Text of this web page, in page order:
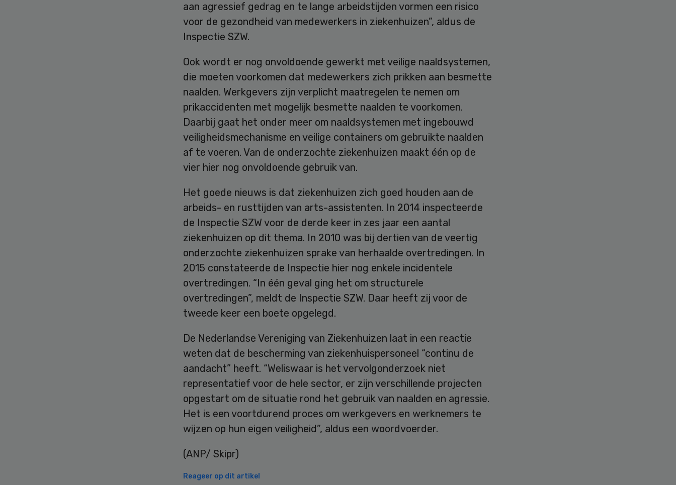
aan agressief gedrag en te lange arbeidstijden vormen een risico
voor de gezondheid van medewerkers in ziekenhuizen”, aldus de
Inspectie SZW.
Ook wordt er nog onvoldoende gewerkt met veilige naaldsystemen,
die moeten voorkomen dat medewerkers zich prikken aan besmette
naalden. Werkgevers zijn verplicht maatregelen te nemen om
prikaccidenten met mogelijk besmette naalden te voorkomen.
Daarbij gaat het onder meer om naaldsystemen met ingebouwd
veiligheidsmechanisme en veilige containers om gebruikte naalden
af te voeren. Van de onderzochte ziekenhuizen maakt één op de
vier hier nog onvoldoende gebruik van.
Het goede nieuws is dat ziekenhuizen zich goed houden aan de
arbeids- en rusttijden van arts-assistenten. In 2014 inspecteerde
de Inspectie SZW voor de derde keer in zes jaar een aantal
ziekenhuizen op dit thema. In 2010 was bij dertien van de veertig
onderzochte ziekenhuizen sprake van herhaalde overtredingen. In
2015 constateerde de Inspectie hier nog enkele incidentele
overtredingen. “In één geval ging het om structurele
overtredingen”, meldt de Inspectie SZW. Daar heeft zij voor de
tweede keer een boete opgelegd.
De Nederlandse Vereniging van Ziekenhuizen laat in een reactie
weten dat de bescherming van ziekenhuispersoneel “continu de
aandacht” heeft. “Weliswaar is het vervolgonderzoek niet
representatief voor de hele sector, er zijn verschillende projecten
opgestart om de situatie rond het gebruik van naalden en agressie.
Het is een voortdurend proces om werkgevers en werknemers te
wijzen op hun eigen veiligheid”, aldus een woordvoerder.
(ANP/ Skipr)
Reageer op dit artikel